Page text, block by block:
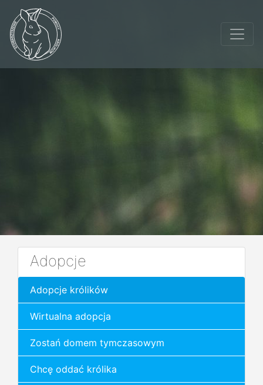
Adopcje
Adopcje królików
Wirtualna adopcja
Zostań domem tymczasowym
Chcę oddać królika